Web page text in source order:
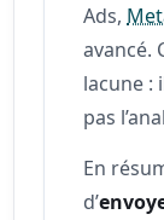
Ads,
avancé.
lacune :
pas
En
d’